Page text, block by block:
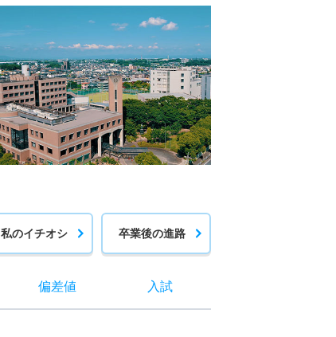
私のイチオシ 卒業後の進路
偏差値 入試